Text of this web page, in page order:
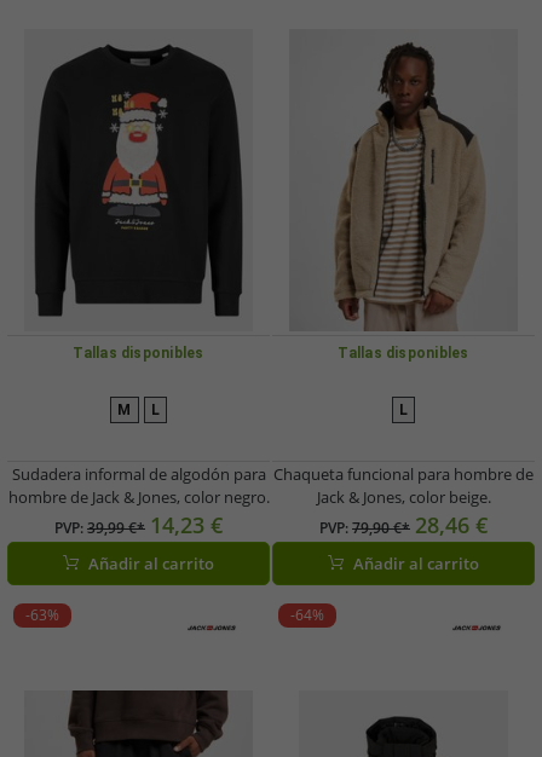
Tallas disponibles
M L
Sudadera informal de algodón para
hombre de Jack & Jones, color negro.
PVP:39,99 €* 14,23 €
Añadir al carrito
Tallas disponibles
L
Chaqueta funcional para hombre de
Jack & Jones, color beige.
PVP:79,90 €* 28,46 €
Añadir al carrito
-63% -64%